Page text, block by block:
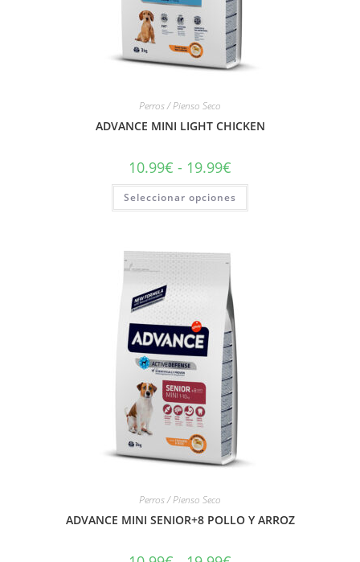
Perros / Pienso Seco
ADVANCE MINI LIGHT CHICKEN
10.99€ - 19.99€
Seleccionar opciones
Perros / Pienso Seco
ADVANCE MINI SENIOR+8 POLLO Y ARROZ